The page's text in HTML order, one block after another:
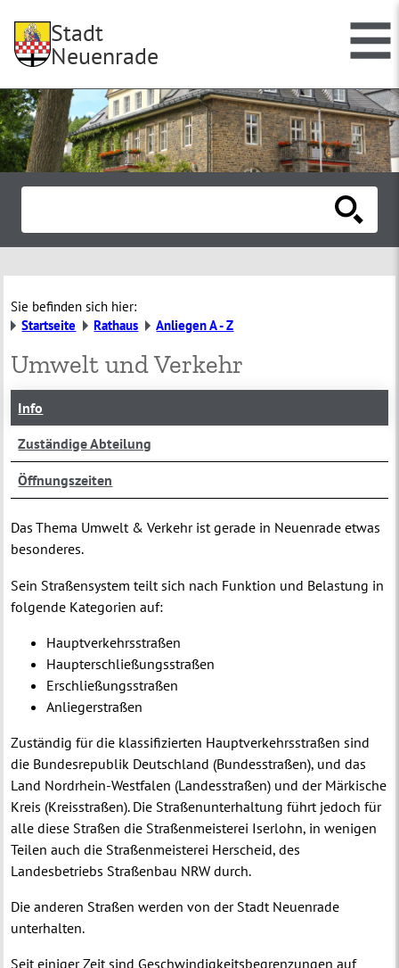
Stadt
Neuenrade
Sie befinden sich hier:
Startseite
Rathaus Anliegen A - Z
Umwelt und Verkehr
Info
Zuständige Abteilung
Öffnungszeiten
Das Thema Umwelt & Verkehr ist gerade in Neuenrade etwas
besonderes.
Sein Straßensystem teilt sich nach Funktion und Belastung in
folgende Kategorien auf:
Hauptverkehrsstraßen
Haupterschließungsstraßen
Erschließungsstraßen
Anliegerstraßen
Zuständig für die klassifizierten Hauptverkehrsstraßen sind
die Bundesrepublik Deutschland (Bundesstraßen), und das
Land Nordrhein-Westfalen (Landesstraßen) und der Märkische
Kreis (Kreisstraßen). Die Straßenunterhaltung führt jedoch für
alle diese Straßen die Straßenmeisterei Iserlohn, in wenigen
Teilen auch die Straßenmeisterei Herscheid, des
Landesbetriebs Straßenbau NRW durch.
Die anderen Straßen werden von der Stadt Neuenrade
unterhalten.
Seit einiger Zeit sind Geschwindigkeitsbegrenzungen auf